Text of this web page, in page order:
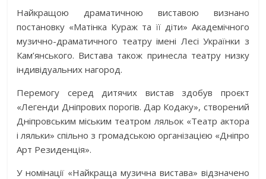
Найкращою драматичною виставою визнано
постановку «Матінка Кураж та її діти» Академічного
музично-драматичного театру імені Лесі Українки з
Кам’янського. Вистава також принесла театру низку
індивідуальних нагород.
Перемогу серед дитячих вистав здобув проєкт
«Легенди Дніпрових порогів. Дар Кодаку», створений
Дніпровським міським театром ляльок «Театр актора
і ляльки» спільно з громадською організацією «Дніпро
Арт Резиденція».
У номінації «Найкраща музична вистава» відзначено